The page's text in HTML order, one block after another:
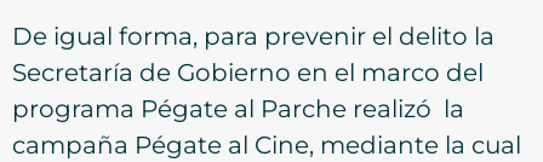
De igual forma, para prevenir el delito la
Secretaría de Gobierno en el marco del
programa Pégate al Parche realizó la
campaña Pégate al Cine, mediante la cual